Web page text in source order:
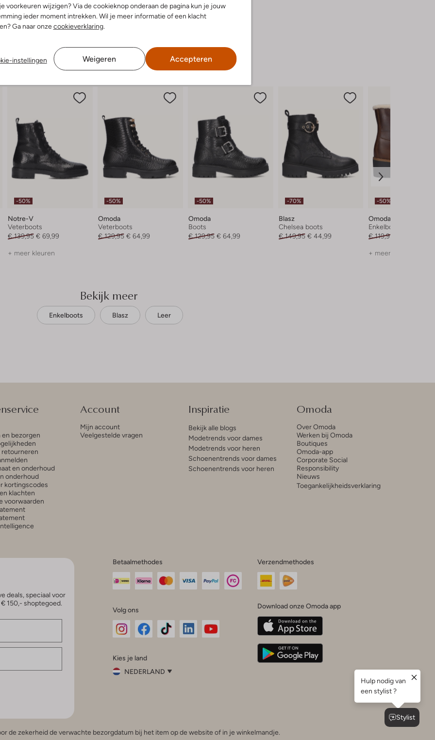
voorkeuren wijzigen? Via de cookieknop onderaan de pagina kun je jouw
ieder moment intrekken. Wil je meer informatie of een klacht
Ga naar onzecookieverklaring.
instellingen Weigeren Accepteren
-50%
Notre-V
Veterboots
€ 139,95 € 69,99
+ meer kleuren
-50%
Omoda
Veterboots
€ 129,95 € 64,99
-50%
Omoda
Boots
€ 129,95 € 64,99
-70%
Blasz
Chelsea boots
€ 149,95 € 44,99
-50%
Omoda
Enkelboots
€ 119,95
+ meer kleuren
Bekijk meer
Enkelboots Blasz Leer
en bezorgen
retourneren
en onderhoud
onderhoud
kortingscodes
klachten
voorwaarden
Account
Mijn account
Veelgestelde vragen
Inspiratie
Bekijk alle blogs
Modetrends voor dames
Modetrends voor heren
Schoenentrends voor dames
Schoenentrends voor heren
Omoda
Over Omoda
Werken bij Omoda
Boutiques
Omoda-app
Corporate Social
Responsibility
Nieuws
Toegankelijkheidsverklaring
deals, speciaal voor
150,- shoptegoed.
Betaalmethodes
Volg ons
InstagramFacebook
Kies je land
NEDERLAND
België (Nederlands)
Verzendmethodes
Download onze Omoda app
de zekerheid de verwachte bezorgdatum bij het item op de website of in je winkelmandje.